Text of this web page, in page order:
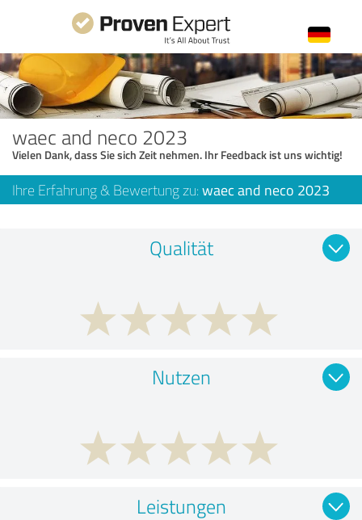
waec and neco 2023
Vielen Dank, dass Sie sich Zeit nehmen. Ihr Feedback ist uns wichtig!
Ihre Erfahrung & Bewertung zu: waec and neco 2023
Qualität
Nutzen
Leistungen